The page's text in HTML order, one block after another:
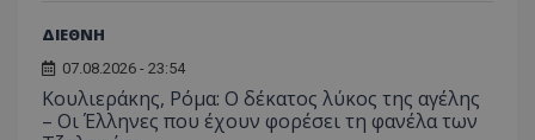
ΔΙΕΘΝΗ
07.08.2026 - 23:54
Κουλιεράκης, Ρόμα: Ο δέκατος λύκος της αγέλης
– Οι Έλληνες που έχουν φορέσει τη φανέλα των